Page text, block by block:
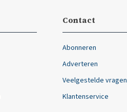
Contact
Abonneren
Adverteren
Veelgestelde vragen
Klantenservice